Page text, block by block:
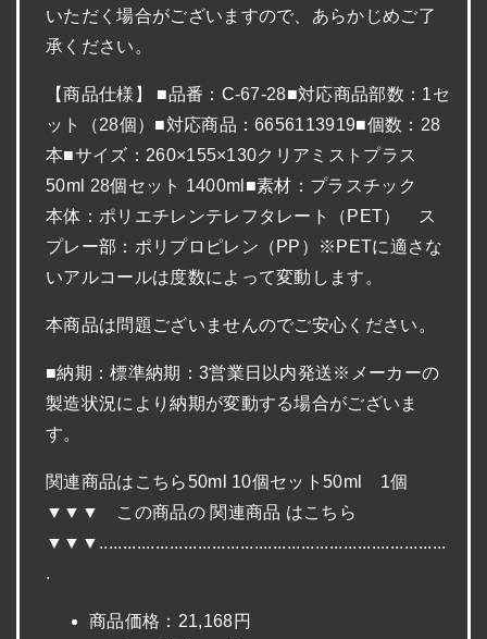
いただく場合がございますので、あらかじめご了
承ください。
【商品仕様】 ■品番：C-67-28■対応商品部数：1セ
ット（28個）■対応商品：6656113919■個数：28
本■サイズ：260×155×130クリアミストプラス
50ml 28個セット 1400ml■素材：プラスチック
本体：ポリエチレンテレフタレート（PET） ス
プレー部：ポリプロピレン（PP）※PETに適さな
いアルコールは度数によって変動します。
本商品は問題ございませんのでご安心ください。
■納期：標準納期：3営業日以内発送※メーカーの
製造状況により納期が変動する場合がございま
す。
関連商品はこちら50ml 10個セット50ml 1個
▼▼▼ この商品の 関連商品 はこちら
▼▼▼..........................................................................
.
商品価格：21,168円